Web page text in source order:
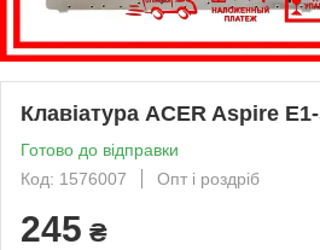
Клавіатура ACER Aspire
Готово до відправки
Код: 1576007
Опт і роздріб
245 ₴